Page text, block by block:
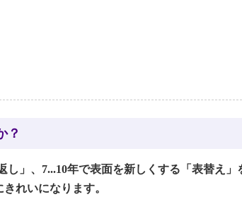
？
」、7...10年で表面を新しくする「表替え
れいになります。